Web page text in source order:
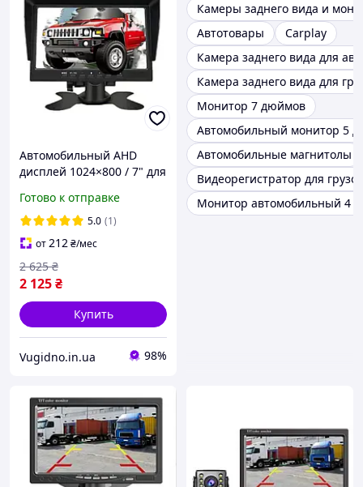
Автомобильный AHD
дисплей 1024×800 / 7" для
спецтехники
Готово к отправке
5.0 (1)
от212₴/мес
2 125₴
2 625 ₴
Купить
Vugidno.in.ua 98%
Камеры заднего вида и
Автотовары
Carplay
Камера заднего вида для
Камера заднего вида для
Монитор 7 дюймов
Автомобильный монитор 5
Автомобильные магнитолы
Видеорегистратор для
Монитор автомобильный 4